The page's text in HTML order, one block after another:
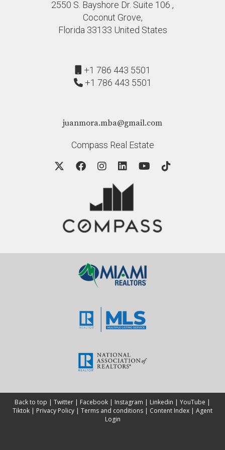
¿Cómo puedo trabajar con un agente
Contactar a un agente como Juan Mora te permitirá
2550 S. Bayshore Dr. Suite 106 ,
Coconut Grove,
Florida 33133 United States
+1 786 443 5501
+1 786 443 5501
juanmora.mba@gmail.com
Compass Real Estate
Back to top | Twitter | Facebook | Instagram | Linkedin | YouTube |
Tiktok | Privacy Policy | Terms and conditions | Content Index | Agent
Login